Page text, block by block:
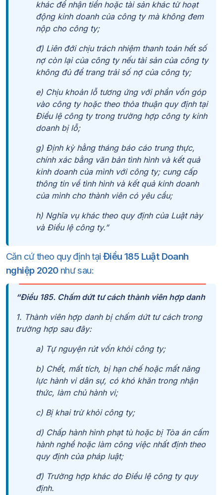
khác để nhận tiền hoặc tài sản khác từ hoạt
động kinh doanh của công ty mà không đem
nộp cho công ty;
đ) Liên đới chịu trách nhiệm thanh toán hết số
nợ còn lại của công ty nếu tài sản của công ty
không đủ để trang trải số nợ của công ty;
e) Chịu khoản lỗ tương ứng với phần vốn góp
vào công ty hoặc theo thỏa thuận quy định tại
Điều lệ công ty trong trường hợp công ty kinh
doanh bị lỗ;
g) Định kỳ hằng tháng báo cáo trung thực,
chính xác bằng văn bản tình hình và kết quả
kinh doanh của mình với công ty; cung cấp
thông tin về tình hình và kết quả kinh doanh
của mình cho thành viên có yêu cầu;
h) Nghĩa vụ khác theo quy định của Luật này
và Điều lệ công ty.”
Căn cứ theo quy định tại Điều 185 Luật Doanh
nghiệp 2020như sau:
“Điều 185. Chấm dứt tư cách thành viên hợp danh
1. Thành viên hợp danh bị chấm dứt tư cách trong
trường hợp sau đây:
a) Tự nguyện rút vốn khỏi công ty;
b) Chết, mất tích, bị hạn chế hoặc mất năng
lực hành vi dân sự, có khó khăn trong nhận
thức, làm chủ hành vi;
c) Bị khai trừ khỏi công ty;
d) Chấp hành hình phạt tù hoặc bị Tòa án cấm
hành nghề hoặc làm công việc nhất định theo
quy định của pháp luật;
đ) Trường hợp khác do Điều lệ công ty quy
định.